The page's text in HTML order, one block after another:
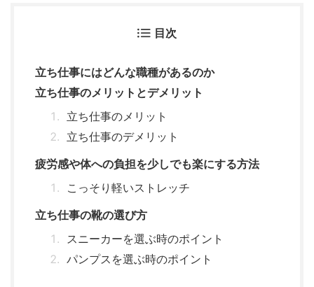
目次
立ち仕事にはどんな職種があるのか
立ち仕事のメリットとデメリット
立ち仕事のメリット
立ち仕事のデメリット
疲労感や体への負担を少しでも楽にする方法
こっそり軽いストレッチ
立ち仕事の靴の選び方
スニーカーを選ぶ時のポイント
パンプスを選ぶ時のポイント